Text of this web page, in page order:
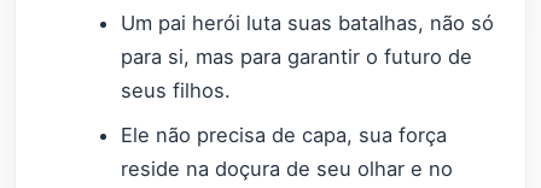
Um pai herói luta suas batalhas, não só
para si, mas para garantir o futuro de
seus filhos.
Ele não precisa de capa, sua força
reside na doçura de seu olhar e no